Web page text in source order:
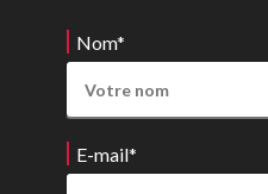
Nom*
E-mail*